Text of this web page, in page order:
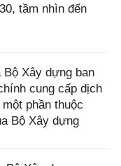
tầm nhìn đến
Xây dựng ban
cung cấp dịch
phần thuộc
Bộ Xây dựng